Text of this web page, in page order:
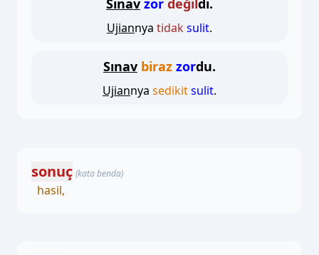
Sınav zor değildi.
Ujiannya tidaksulit.
Sınav biraz zordu.
Ujiannya sedikitsulit.
sonuç (kata benda)
hasil,